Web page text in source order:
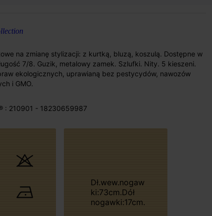
na zmianę stylizacji: z kurtką, bluzą, koszulą. Dostępne w
7/8. Guzik, metalowy zamek. Szlufki. Nity. 5 kieszeni.
ekologicznych, uprawianą bez pestycydów, nawozów
i GMO.
: 210901 - 18230659987
Dł.wew.nogaw
ki:73cm.Dół
nogawki:17cm.